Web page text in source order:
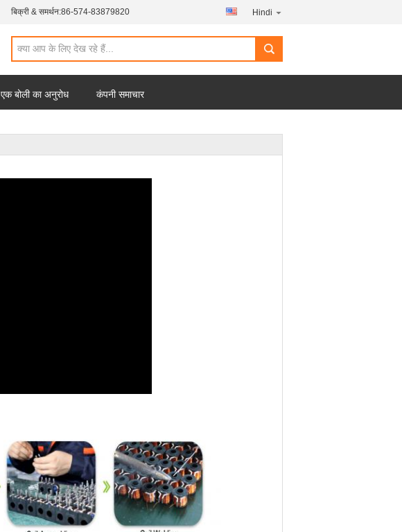
बिक्री & समर्थन:86-574-83879820 Hindi
एक बोली का अनुरोध कंपनी समाचार